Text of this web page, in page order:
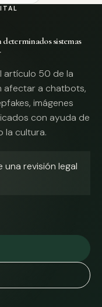
determinados sistemas
artículo 50 de la
afectar a chatbots,
imágenes
con ayuda de
la cultura.
revisión legal